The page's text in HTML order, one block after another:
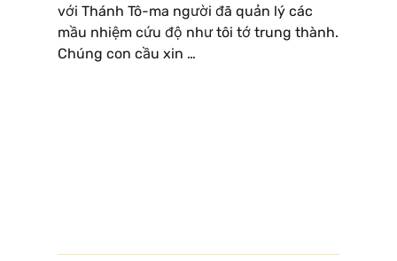
với Thánh Tô-ma người đã quản lý các
mầu nhiệm cứu độ như tôi tớ trung thành.
Chúng con cầu xin …